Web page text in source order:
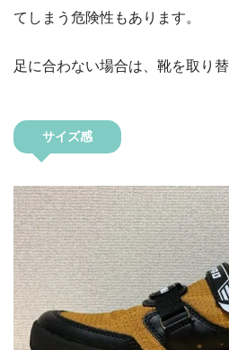
てしまう危険性もあります。
足に合わない場合は、靴を取り替
サイズ感